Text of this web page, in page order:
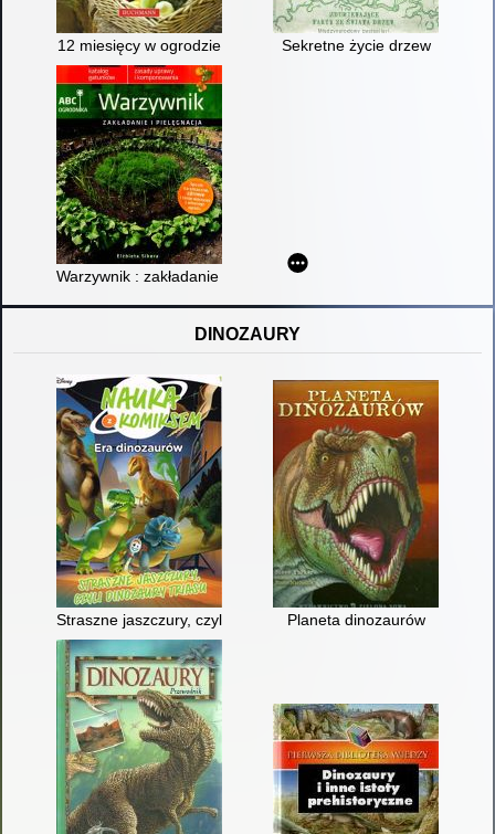
12 miesięcy w ogrodzie Sekretne życie drzew
Warzywnik : zakładanie i pielęgnacja
DINOZAURY
Straszne jaszczury, czyli Dinozaury triasuPlaneta dinozaurów